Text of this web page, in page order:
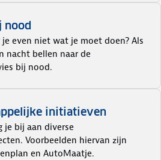
nood
even niet wat je moet doen? Als
nacht bellen naar de
bij nood.
initiatieven
je bij aan diverse
Voorbeelden hiervan zijn
en AutoMaatje.